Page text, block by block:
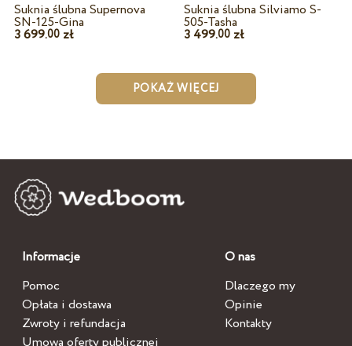
Suknia ślubna Supernova
SN-125-Gina
3 699.00zł
Suknia ślubna Silviamo S-
505-Tasha
3 499.00 zł
POKAŻ WIĘCEJ
Informacje
Pomoc
Opłata i dostawa
Zwroty i refundacja
O nas
Dlaczego my
Opinie
Kontakty